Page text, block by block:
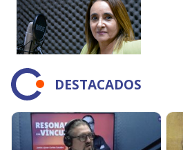
DESTACADOS